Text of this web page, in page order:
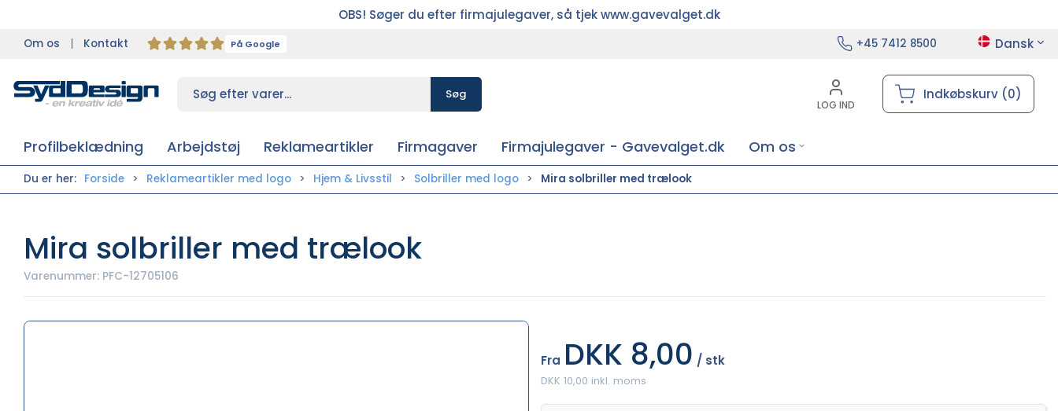
OBS! Søger du efter firmajulegaver, så tjek www.gavevalget.dk
Om os Kontakt På Google +45 7412 8500 Dansk
Søg
LOG IND
Indkøbskurv (0)
Profilbeklædning Arbejdstøj Reklameartikler Firmagaver Firmajulegaver - Gavevalget.dk Om os
Du er her: Forside Reklameartikler med logo Hjem & Livsstil Solbriller med logo Mira solbriller med trælook
Mira solbriller med trælook
Varenummer: PFC-12705106
Fra DKK 8,00 / stk
DKK 10,00 inkl. moms